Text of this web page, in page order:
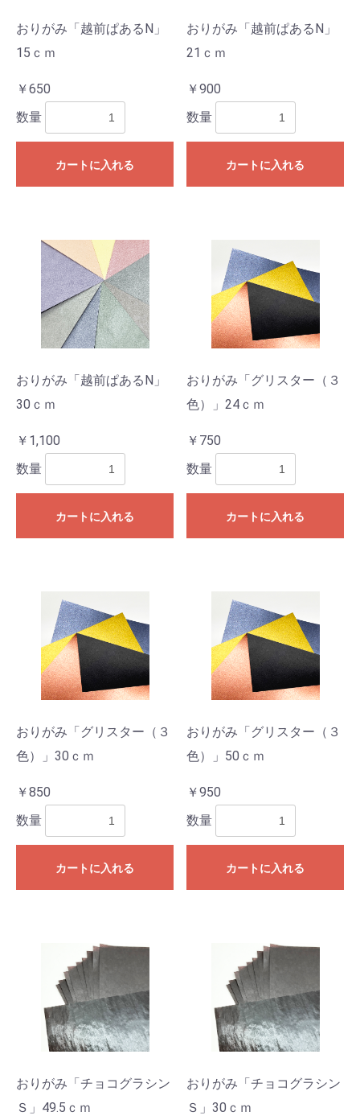
おりがみ「越前ぱあるN」
15ｃｍ
￥650
数量
カートに入れる
おりがみ「越前ぱあるN」
21ｃｍ
￥900
数量
カートに入れる
おりがみ「越前ぱあるN」
30ｃｍ
￥1,100
数量
カートに入れる
おりがみ「グリスター（３
色）」24ｃｍ
￥750
数量
カートに入れる
おりがみ「グリスター（３
色）」30ｃｍ
￥850
数量
カートに入れる
おりがみ「グリスター（３
色）」50ｃｍ
￥950
数量
カートに入れる
おりがみ「チョコグラシン
Ｓ」49.5ｃｍ
おりがみ「チョコグラシン
Ｓ」30ｃｍ